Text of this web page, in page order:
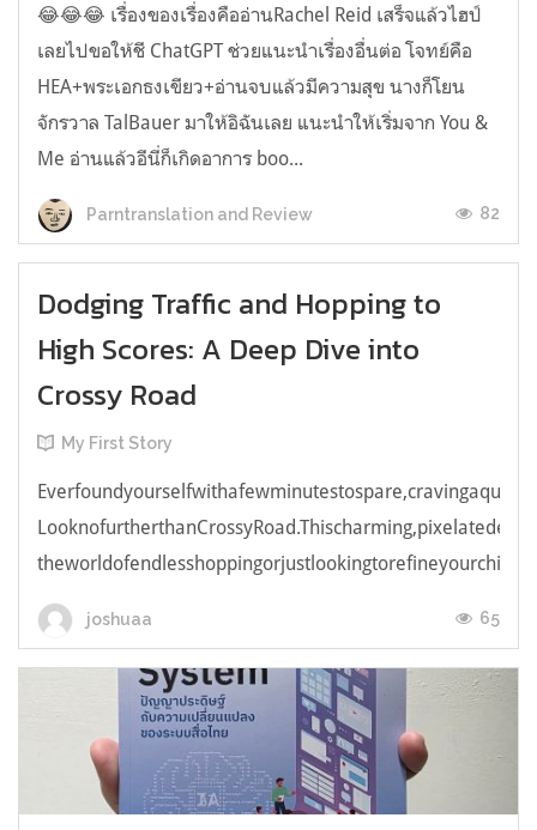
😂😂😂 เรื่องของเรื่องคืออ่านRachel Reid เสร็จแล้วไฮป์
เลยไปขอให้ชี ChatGPT ช่วยแนะนำเรื่องอื่นต่อ โจทย์คือ
HEA+พระเอกธงเขียว+อ่านจบแล้วมีความสุข นางก็โยน
จักรวาล TalBauer มาให้อิฉันเลย แนะนำให้เริ่มจาก You &
Me อ่านแล้วอีนี่ก็เกิดอาการ boo...
Parntranslation and Review 82
Dodging Traffic and Hopping to
High Scores: A Deep Dive into
Crossy Road
My First Story
joshuaa 65